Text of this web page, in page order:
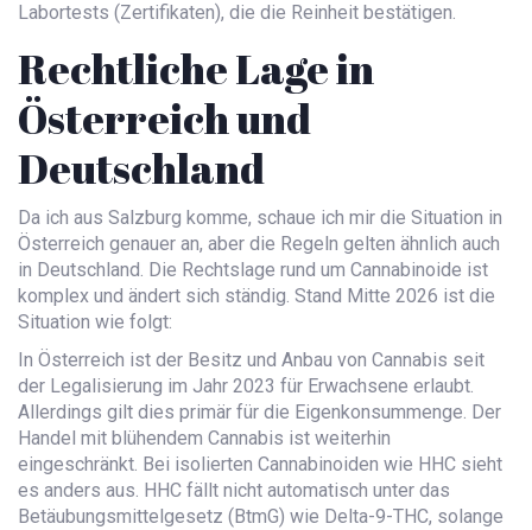
Labortests (Zertifikaten), die die Reinheit bestätigen.
Rechtliche Lage in
Österreich und
Deutschland
Da ich aus Salzburg komme, schaue ich mir die Situation in
Österreich genauer an, aber die Regeln gelten ähnlich auch
in Deutschland. Die Rechtslage rund um Cannabinoide ist
komplex und ändert sich ständig. Stand Mitte 2026 ist die
Situation wie folgt:
In Österreich ist der Besitz und Anbau von Cannabis seit
der Legalisierung im Jahr 2023 für Erwachsene erlaubt.
Allerdings gilt dies primär für die Eigenkonsummenge. Der
Handel mit blühendem Cannabis ist weiterhin
eingeschränkt. Bei isolierten Cannabinoiden wie HHC sieht
es anders aus. HHC fällt nicht automatisch unter das
Betäubungsmittelgesetz (BtmG) wie Delta-9-THC, solange